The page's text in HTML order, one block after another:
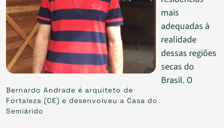
Bernardo Andrade é arquiteto de
Fortaleza (CE) e desenvolveu a Casa do
Semiárido
mais
adequadas à
realidade
dessas regiões
secas do
Brasil. O